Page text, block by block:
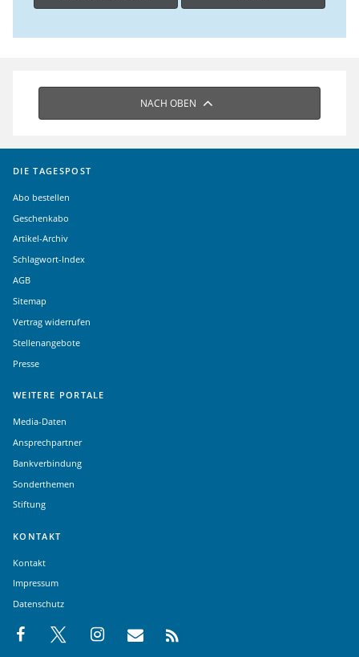
NACH OBEN
DIE TAGESPOST
Abo bestellen
Geschenkabo
Artikel-Archiv
Schlagwort-Index
AGB
Sitemap
Vertrag widerrufen
Stellenangebote
Presse
WEITERE PORTALE
Media-Daten
Ansprechpartner
Bankverbindung
Sonderthemen
Stiftung
KONTAKT
Kontakt
Impressum
Datenschutz